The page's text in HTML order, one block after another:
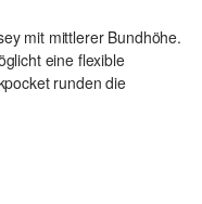
mit mittlerer Bundhöhe.
eine flexible
runden die